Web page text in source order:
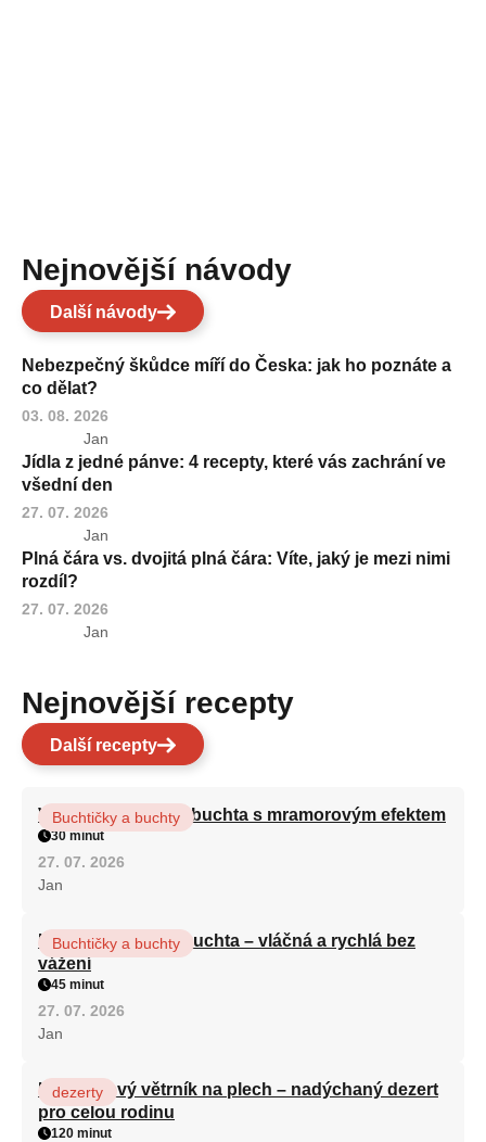
Nejnovější návody
Další návody
Nebezpečný škůdce míří do Česka: jak ho poznáte a
co dělat?
03. 08. 2026
Jan
Jídla z jedné pánve: 4 recepty, které vás zachrání ve
všední den
27. 07. 2026
Jan
Plná čára vs. dvojitá plná čára: Víte, jaký je mezi nimi
rozdíl?
27. 07. 2026
Jan
Nejnovější recepty
Další recepty
Vláčná olejová litá buchta s mramorovým efektem
Buchtičky a buchty
30 minut
27. 07. 2026
Jan
Hrnková maková buchta – vláčná a rychlá bez
vážení
Buchtičky a buchty
45 minut
27. 07. 2026
Jan
Karamelový větrník na plech – nadýchaný dezert
pro celou rodinu
dezerty
120 minut